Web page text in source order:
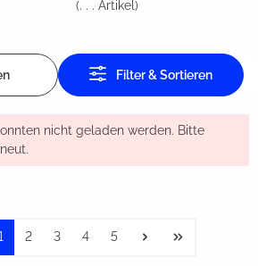
(. . . Artikel)
Filter & Sortieren
nicht geladen werden. Bitte
2 3 4 5